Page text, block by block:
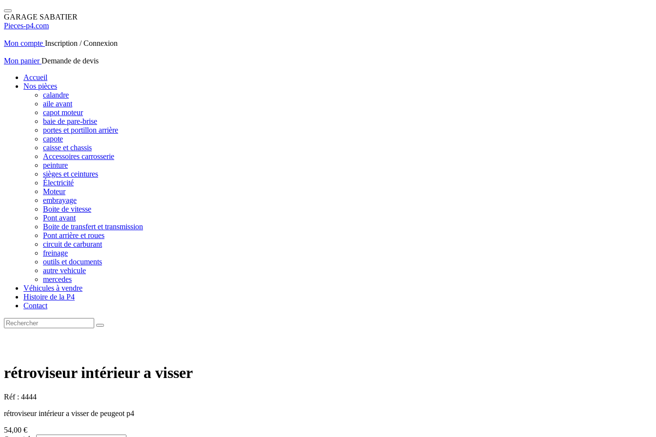
GARAGE SABATIER
Pieces-p4.com
Mon compte Inscription / Connexion
Mon panierDemande de devis
Accueil
Nos pièces
calandre
aile avant
capot moteur
baie de pare-brise
portes et portillon arrière
capote
caisse et chassis
Accessoires carrosserie
peinture
sièges et ceintures
Électricité
Moteur
embrayage
Boite de vitesse
Pont avant
Boite de transfert et transmission
Pont arrière et roues
circuit de carburant
freinage
outils et documents
autre vehicule
mercedes
Véhicules à vendre
Histoire de la P4
Contact
rétroviseur intérieur a visser
Réf : 4444
rétroviseur intérieur a visser de peugeot p4
54,00 €